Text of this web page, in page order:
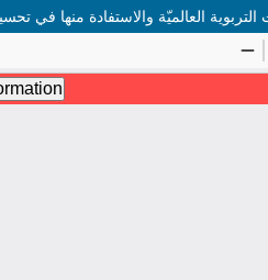
العالميّة والاستفادة منها في